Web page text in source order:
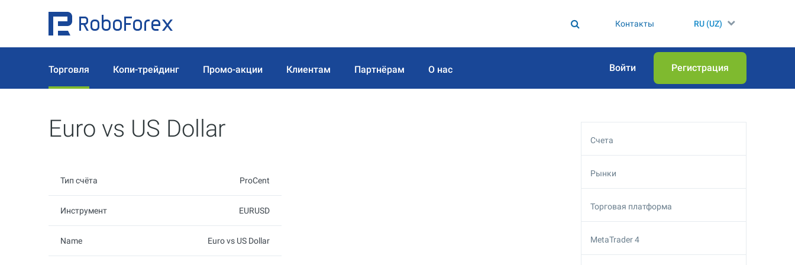
Контакты RU (UZ)
Торговля Копи-трейдинг Промо-акции Клиентам Партнёрам О нас Войти Регистрация
Euro vs US Dollar
Тип счёта ProCent
Инструмент EURUSD
Name Euro vs US Dollar
Счета
Рынки
Торговая платформа
MetaTrader 4